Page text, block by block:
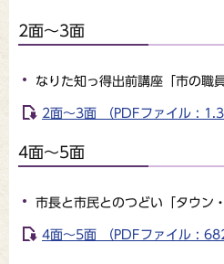
2面～3面
なりた知っ得出前講座「市の職
2面～3面 （PDFファイル :
4面～5面
市長と市民とのつどい「タウン
4面～5面 （PDFファイル :